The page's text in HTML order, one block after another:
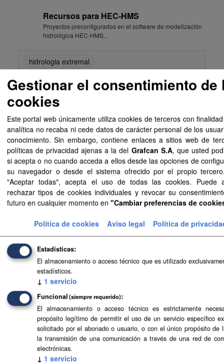
Información hidrometeorológica para análisis de
avenidas - Tenerife
Recursos para HEC-HMS
Proyectos preconfigurados en el software de modelización
hidrológica HEC-HMS...
hidrologia extremal
Información Adicional
Campo
Última
actualización
22 de julio de 2026, 10:08 (UTC+00:00)
Creado
26 de junio de 2026, 12:34 (UTC+00:00)
Identificador
https://opendata.sitcan.es/dataset/
hidrometeorologica-para-analisis-de-
Idioma
es
Nombre del
publicador
Política Territorial, Cohesión Territorial y
Tema
ambiente
URI del
publicador
Gestionar el consentimiento de
cookies
Este portal web únicamente utiliza cookies de terceros con
analítica no recaba ni cede datos de carácter personal de los
conocimiento. Sin embargo, contiene enlaces a sitios web de
políticas de privacidad ajenas a la del Grafcan S.A, que usted
si acepta o no cuando acceda a ellos desde las opciones de
su navegador o desde el sistema ofrecido por el propio
"Aceptar todas", acepta el uso de todas las cookies. Puede
rechazar tipos de cookies individuales y revocar su
futuro en cualquier momento en "Cambiar preferencias de
Política de cookies Aviso legal Política de
Estadísticas
El almacenamiento o acceso técnico que es utilizado
estadísticos.
↓ 1 servicio
Funcional (siempre requerido)
El almacenamiento o acceso técnico es estrictamente
propósito legítimo de permitir el uso de un servicio específico
solicitado por el abonado o usuario, o con el único propósito de
la transmisión de una comunicación a través de una red de
electrónicas.
↓ 1 servicio